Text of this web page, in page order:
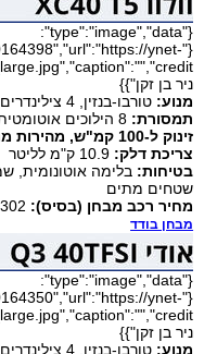
{"type":"image","data":
ynet-
ניר בן זקן"}}
מנוע: טורבו-בנזין, 4 צילינדרים, 2.0 ליטר, 247 כ"ס
תמסורת:
זינוק ל-100 קמ"ש, מהירות מרבית:
צריכת דלק:
בטיחות: בלימה אוטונומית,
שטחים מתים
מחיר רכב מבחן (בסיס):
מבחן בודד
{"type":"image","data":
ynet-
ניר בן זקן"}}
מנוע: טורבו-בנזין, 4 צילינדרים, 2.0 ליטר, 190 כ"ס